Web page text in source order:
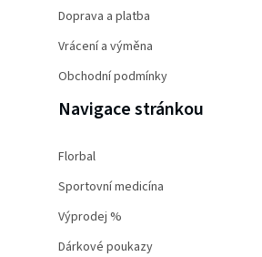
Doprava a platba
Vrácení a výměna
Obchodní podmínky
Navigace stránkou
Florbal
Sportovní medicína
Výprodej %
Dárkové poukazy